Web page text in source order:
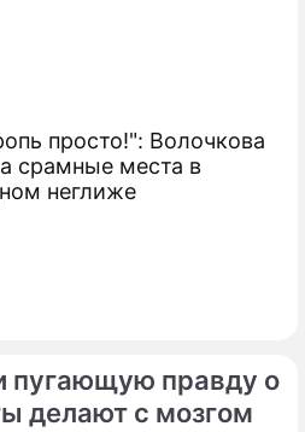
просто!": Волочкова
срамные места в
неглиже
пугающую правду о
делают с мозгом